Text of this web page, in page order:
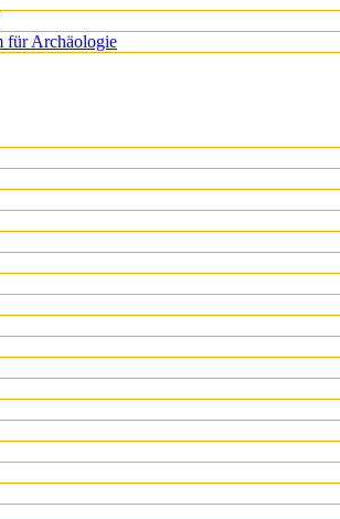
für Archäologie